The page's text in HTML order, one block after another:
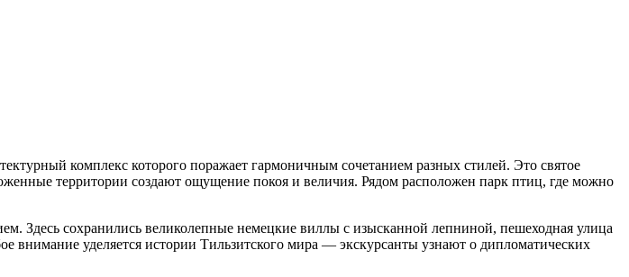
комплекс которого поражает гармоничным сочетанием разных стилей. Это святое
территории создают ощущение покоя и величия. Рядом расположен парк птиц, где можно
Здесь сохранились великолепные немецкие виллы с изысканной лепниной, пешеходная улица
уделяется истории Тильзитского мира — экскурсанты узнают о дипломатических